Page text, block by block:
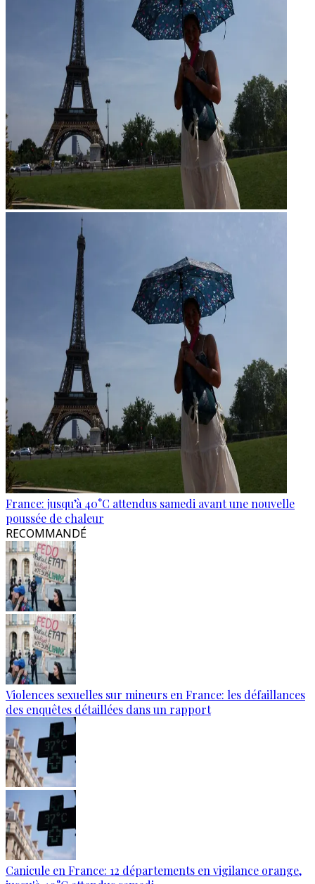
France: jusqu’à 40°C attendus samedi avant une nouvelle
poussée de chaleur
RECOMMANDÉ
Violences sexuelles sur mineurs en France: les défaillances
des enquêtes détaillées dans un rapport
Canicule en France: 12 départements en vigilance orange,